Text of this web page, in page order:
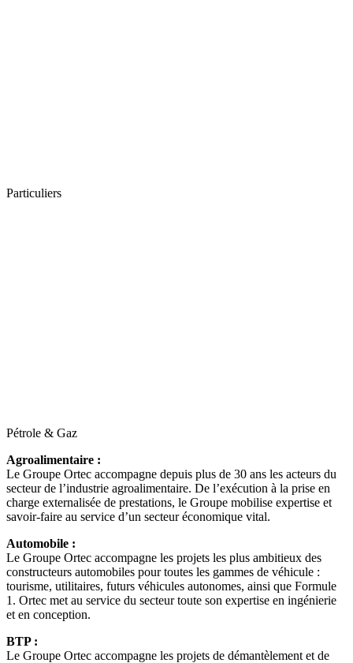
Particuliers
Pétrole & Gaz
Agroalimentaire :
Le Groupe Ortec accompagne depuis plus de 30 ans les acteurs du
secteur de l’industrie agroalimentaire. De l’exécution à la prise en
charge externalisée de prestations, le Groupe mobilise expertise et
savoir-faire au service d’un secteur économique vital.
Automobile :
Le Groupe Ortec accompagne les projets les plus ambitieux des
constructeurs automobiles pour toutes les gammes de véhicule :
tourisme, utilitaires, futurs véhicules autonomes, ainsi que Formule
1. Ortec met au service du secteur toute son expertise en ingénierie
et en conception.
BTP :
Le Groupe Ortec accompagne les projets de démantèlement et de